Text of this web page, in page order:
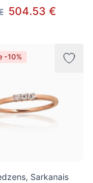
504.53 €
-10%
Sarkanais